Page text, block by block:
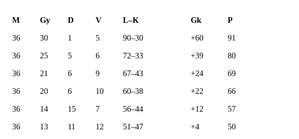
M Gy D V L–K Gk P
36 30 1 5 90–30 +60 91
36 25 5 6 72–33 +39 80
36 21 6 9 67–43 +24 69
36 20 6 10 60–38 +22 66
36 14 15 7 56–44 +12 57
36 13 11 12 51–47 +4 50